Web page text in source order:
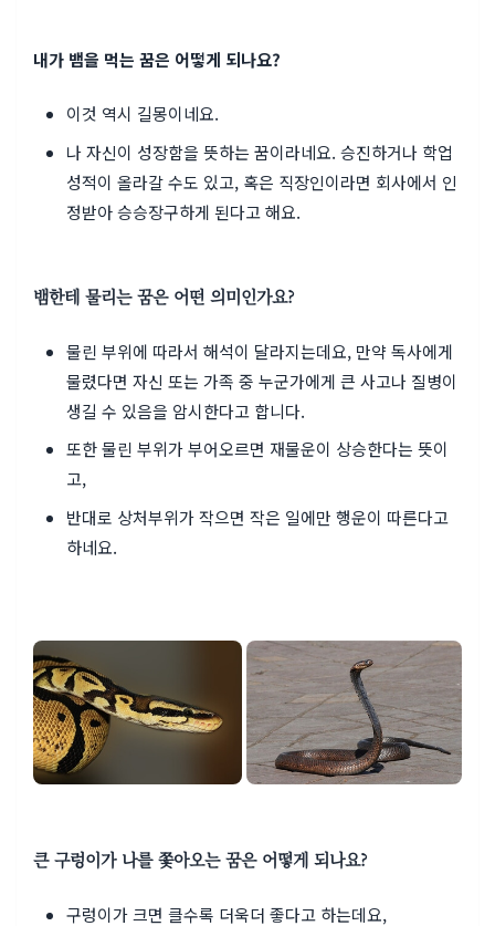
내가 뱀을 먹는 꿈은 어떻게 되나요?
이것 역시 길몽이네요.
나 자신이 성장함을 뜻하는 꿈이라네요. 승진하거나 학업
성적이 올라갈 수도 있고, 혹은 직장인이라면 회사에서 인
정받아 승승장구하게 된다고 해요.
뱀한테 물리는 꿈은 어떤 의미인가요?
물린 부위에 따라서 해석이 달라지는데요, 만약 독사에게
물렸다면 자신 또는 가족 중 누군가에게 큰 사고나 질병이
생길 수 있음을 암시한다고 합니다.
또한 물린 부위가 부어오르면 재물운이 상승한다는 뜻이
고,
반대로 상처부위가 작으면 작은 일에만 행운이 따른다고
하네요.
큰 구렁이가 나를 쫓아오는 꿈은 어떻게 되나요?
구렁이가 크면 클수록 더욱더 좋다고 하는데요,